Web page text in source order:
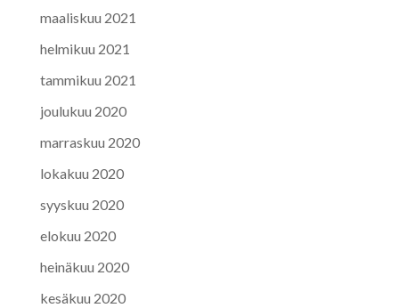
maaliskuu 2021
helmikuu 2021
tammikuu 2021
joulukuu 2020
marraskuu 2020
lokakuu 2020
syyskuu 2020
elokuu 2020
heinäkuu 2020
kesäkuu 2020